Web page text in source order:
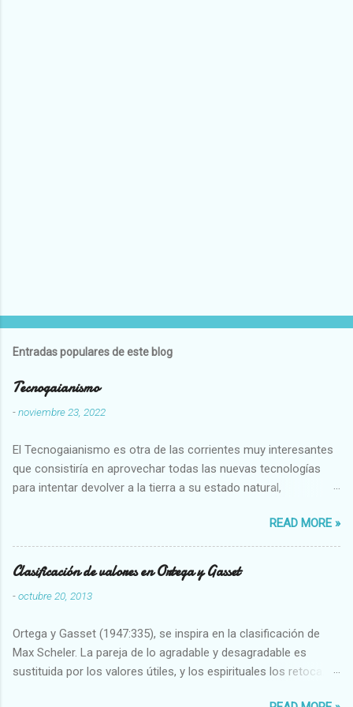
Entradas populares de este blog
Tecnogaianismo
-noviembre 23, 2022
El Tecnogaianismo es otra de las corrientes muy interesantes
que consistiría en aprovechar todas las nuevas tecnologías
para intentar devolver a la tierra a su estado natural,
READ MORE »
Clasificación de valores en Ortega y Gasset
-octubre 20, 2013
Ortega y Gasset (1947:335), se inspira en la clasificación de
Max Scheler. La pareja de lo agradable y desagradable es
sustituida por los valores útiles, y los espirituales los retoca.